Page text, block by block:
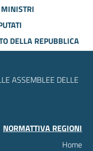
MINISTRI
DELLA REPUBBLICA
ASSEMBLEE DELLE
NORMATTIVA REGIONI
Home